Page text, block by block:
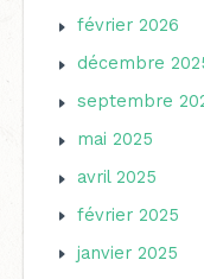
février 2026
décembre
septembre
mai 2025
avril 2025
février 2025
janvier 2025